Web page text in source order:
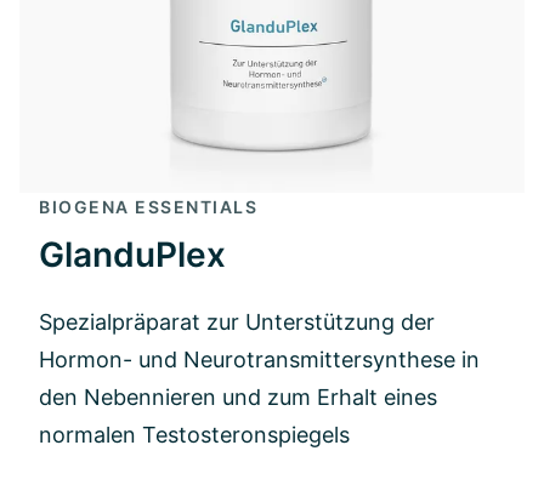
BIOGENA ESSENTIALS
GlanduPlex
Spezialpräparat zur Unterstützung der
Hormon- und Neurotransmittersynthese in
den Nebennieren und zum Erhalt eines
normalen Testosteronspiegels